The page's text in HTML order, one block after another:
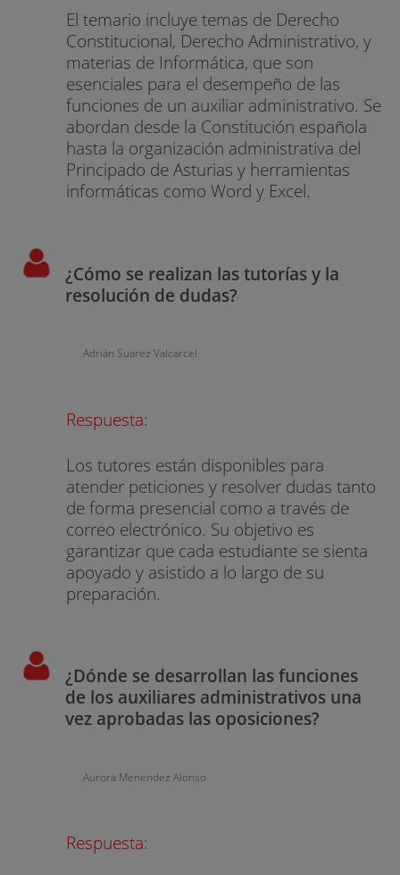
El temario incluye temas de Derecho
Constitucional, Derecho Administrativo, y
materias de Informática, que son
esenciales para el desempeño de las
funciones de un auxiliar administrativo. Se
abordan desde la Constitución española
hasta la organización administrativa del
Principado de Asturias y herramientas
informáticas como Word y Excel.
¿Cómo se realizan las tutorías y la
resolución de dudas?
Adrián Suarez Valcarcel
Respuesta:
Los tutores están disponibles para
atender peticiones y resolver dudas tanto
de forma presencial como a través de
correo electrónico. Su objetivo es
garantizar que cada estudiante se sienta
apoyado y asistido a lo largo de su
preparación.
¿Dónde se desarrollan las funciones
de los auxiliares administrativos una
vez aprobadas las oposiciones?
Aurora Menendez Alonso
Respuesta: